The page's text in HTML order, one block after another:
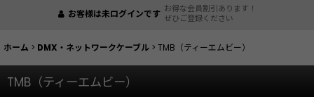
お客様は未ログインです お得な会員割引あります！
ぜひご登録ください
ホーム > DMX・ネットワークケーブル > TMB（ティーエムビー）
TMB（ティーエムビー）